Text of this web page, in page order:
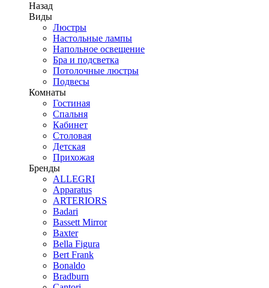
Назад
Виды
Люстры
Настольные лампы
Напольное освещение
Бра и подсветка
Потолочные люстры
Подвесы
Комнаты
Гостиная
Спальня
Кабинет
Столовая
Детская
Прихожая
Бренды
ALLEGRI
Apparatus
ARTERIORS
Badari
Bassett Mirror
Baxter
Bella Figura
Bert Frank
Bonaldo
Bradburn